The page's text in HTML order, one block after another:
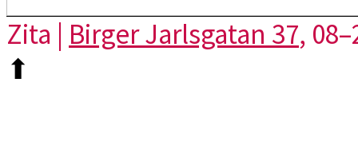
Zita | Birger Jarlsgatan 37,
⬆︎